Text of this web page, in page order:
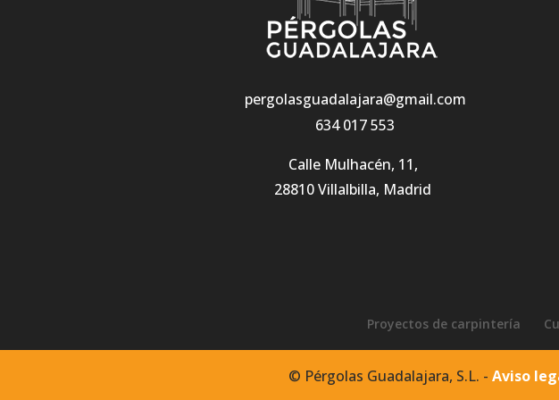
pergolasguadalajara@gmail.com
634 017 553
Calle Mulhacén, 11,
28810 Villalbilla, Madrid
Proyectos de carpintería
© Pérgolas Guadalajara, S.L. - Aviso